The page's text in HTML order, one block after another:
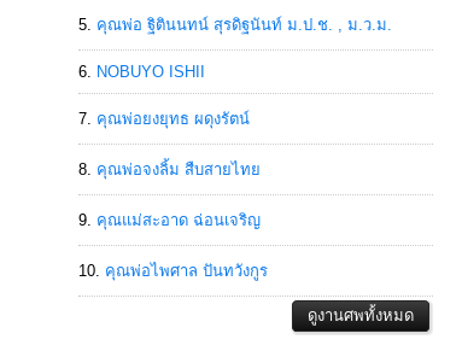
คุณพ่อ ฐิตินนทน์ สุรดิฐนันท์ ม.ป.ช. , ม.ว.ม.
NOBUYO ISHII
คุณพ่อยงยุทธ ผดุงรัตน์
คุณพ่อจงลิ้ม สืบสายไทย
คุณแม่สะอาด ฉ่อนเจริญ
คุณพ่อไพศาล ปันทวังกูร